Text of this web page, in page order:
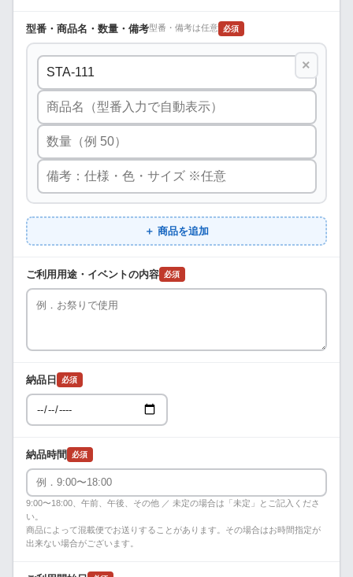
型番・商品名・数量・備考型番・備考は任意 必須
×
＋ 商品を追加
ご利用用途・イベントの内容 必須
納品日 必須
納品時間 必須
9:00〜18:00、午前、午後、その他 ／ 未定の場合は「未定」とご記入くださ
い。
商品によって混載便でお送りすることがあります。その場合はお時間指定が
出来ない場合がございます。